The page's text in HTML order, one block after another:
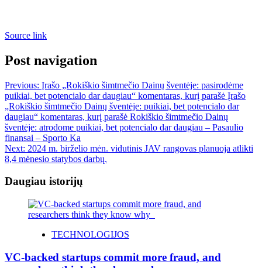
Source link
Post navigation
Previous: Įrašo „Rokiškio šimtmečio Dainų šventėje: pasirodėme
puikiai, bet potencialo dar daugiau“ komentaras, kurį parašė Įrašo
„Rokiškio šimtmečio Dainų šventėje: puikiai, bet potencialo dar
daugiau“ komentaras, kurį parašė Rokiškio šimtmečio Dainų
šventėje: atrodome puikiai, bet potencialo dar daugiau – Pasaulio
finansai – Sporto Ka
Next: 2024 m. birželio mėn. vidutinis JAV rangovas planuoja atlikti
8,4 mėnesio statybos darbų.
Daugiau istorijų
TECHNOLOGIJOS
VC-backed startups commit more fraud, and